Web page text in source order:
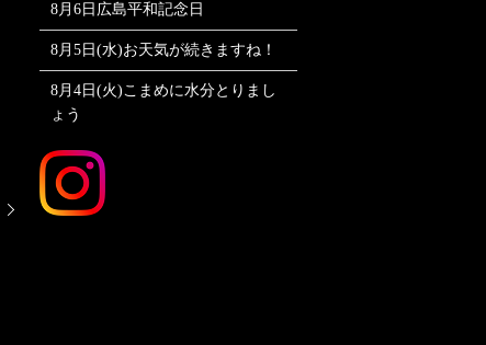
8月6日広島平和記念日
8月5日(水)お天気が続きますね！
8月4日(火)こまめに水分とりまし
ょう